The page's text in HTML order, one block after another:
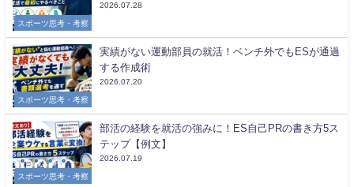
スポーツ思考・考察
2026.07.28
スポーツ思考・考察
実績がない運動部員の就活！ベンチ外でもESが通過
する作成術
2026.07.20
スポーツ思考・考察
部活の経験を就活の強みに！ES自己PRの書き方5ス
テップ【例文】
2026.07.19